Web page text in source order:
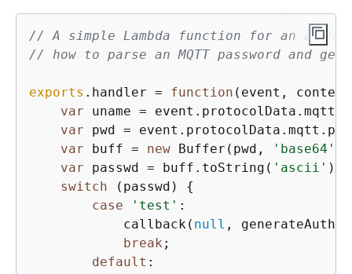
// A simple Lambda function for an
// how to parse an MQTT password and
exports .handler = function ( event,
var uname =
var pwd =
var buff = new Buffer(pwd, 'base64'
var passwd = buff.toString( 'ascii' );
switch (passwd) {
case
'test' :
callback( null ,
break ;
default :